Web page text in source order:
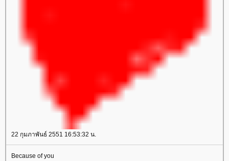
22 กุมภาพันธ์ 2551 16:53:32 น.
Because of you